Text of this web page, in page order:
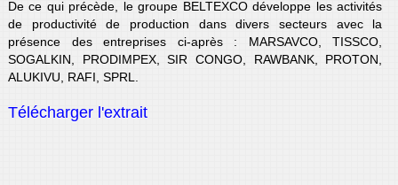
De ce qui précède, le groupe BELTEXCO développe les activités
de productivité de production dans divers secteurs avec la
présence des entreprises ci-après : MARSAVCO, TISSCO,
SOGALKIN, PRODIMPEX, SIR CONGO, RAWBANK, PROTON,
ALUKIVU, RAFI, SPRL.
Télécharger l'extrait